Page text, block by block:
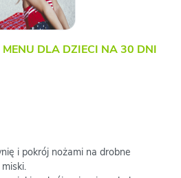
DLA DZIECI NA 30 DNI
i pokrój nożami na drobne